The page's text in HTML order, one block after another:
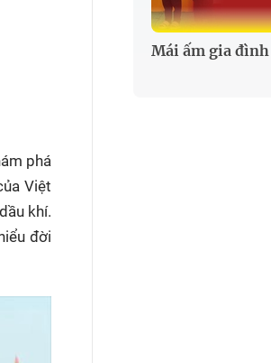
phá
Việt
khí.
đời
Mái ấm gia